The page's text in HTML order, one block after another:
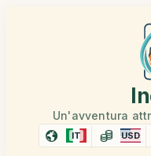
Un'avventura
IT USD